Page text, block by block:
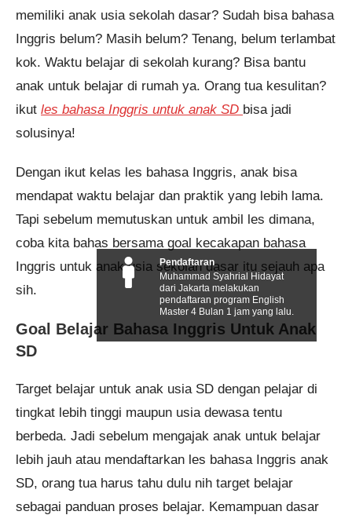
memiliki anak usia sekolah dasar? Sudah bisa bahasa
Inggris belum? Masih belum? Tenang, belum terlambat
kok. Waktu belajar di sekolah kurang? Bisa bantu
anak untuk belajar di rumah ya. Orang tua kesulitan?
ikut les bahasa Inggris untuk anak SD bisa jadi
solusinya!
Dengan ikut kelas les bahasa Inggris, anak bisa
mendapat waktu belajar dan praktik yang lebih lama.
Tapi sebelum memutuskan untuk ambil les dimana,
coba kita bahas bersama goal kecakapan bahasa
Inggris untuk anak usia sekolah dasar itu sejauh apa
sih.
Goal Belajar Bahasa Inggris Untuk Anak
SD
Target belajar untuk anak usia SD dengan pelajar di
tingkat lebih tinggi maupun usia dewasa tentu
berbeda. Jadi sebelum mengajak anak untuk belajar
lebih jauh atau mendaftarkan les bahasa Inggris anak
SD, orang tua harus tahu dulu nih target belajar
sebagai panduan proses belajar. Kemampuan dasar
Pendaftaran
Muhammad Syahrial Hidayat
dari Jakarta melakukan
pendaftaran program English
Master 4 Bulan 1 jam yang lalu.